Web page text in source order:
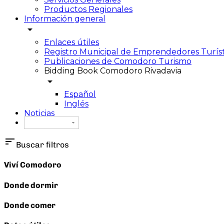
Productos Regionales
Información general
arrow_drop_down
Enlaces útiles
Registro Municipal de Emprendedores
Publicaciones de Comodoro Turismo
Bidding Book Comodoro Rivadavia
arrow_drop_down
Español
Inglés
Noticias
sort Buscar filtros
Viví Comodoro
Donde dormir
Donde comer